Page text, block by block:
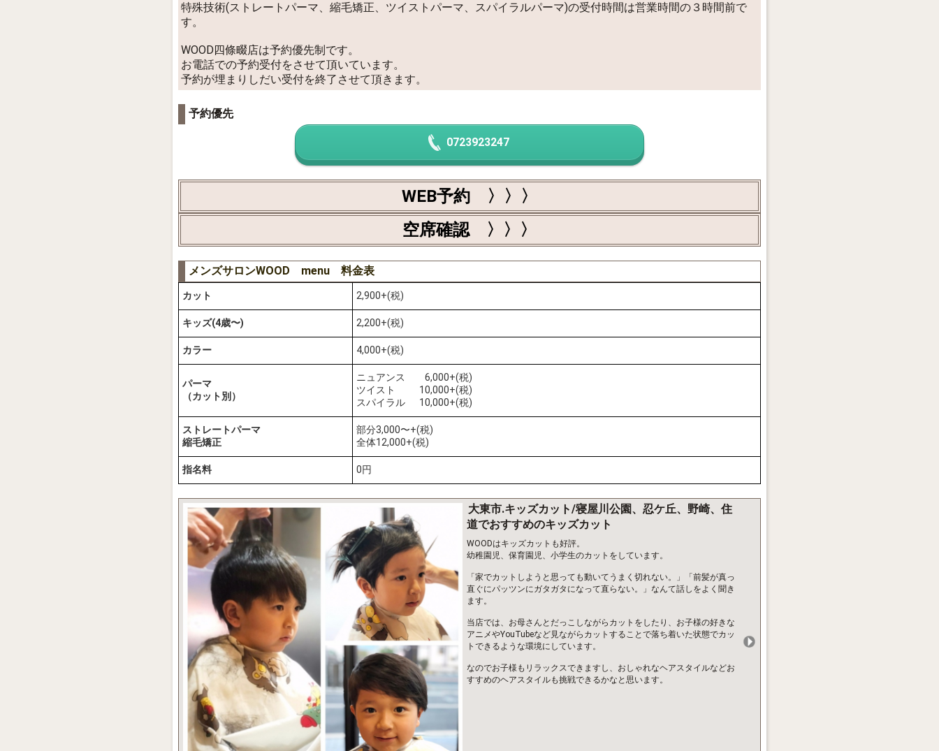
特殊技術(ストレートパーマ、縮毛矯正、ツイストパーマ、スパイラルパーマ)の受付時間は営業時間の３時間前で
す。
WOOD四條畷店は予約優先制です。
お電話での予約受付をさせて頂いています。
予約が埋まりしだい受付を終了させて頂きます。
予約優先
0723923247
WEB予約 〉〉〉
空席確認 〉〉〉
メンズサロンWOOD menu 料金表
カット 2,900+(税)
キッズ(4歳〜) 2,200+(税)
カラー 4,000+(税)
パーマ
（カット別）
ニュアンス 6,000+(税)
ツイスト 10,000+(税)
スパイラル 10,000+(税)
ストレートパーマ
縮毛矯正
部分3,000〜+(税)
全体12,000+(税)
指名料 0円
大東市.キッズカット/寝屋川公園、忍ケ丘、野崎、住
道でおすすめのキッズカット
WOODはキッズカットも好評。
幼稚園児、保育園児、小学生のカットをしています。
「家でカットしようと思っても動いてうまく切れない。」「前髪が真っ
直ぐにパッツンにガタガタになって直らない。」なんて話しをよく聞き
ます。
当店では、お母さんとだっこしながらカットをしたり、お子様の好きな
アニメやYouTubeなど見ながらカットすることで落ち着いた状態でカッ
トできるような環境にしています。
なのでお子様もリラックスできますし、おしゃれなヘアスタイルなどお
すすめのヘアスタイルも挑戦できるかなと思います。